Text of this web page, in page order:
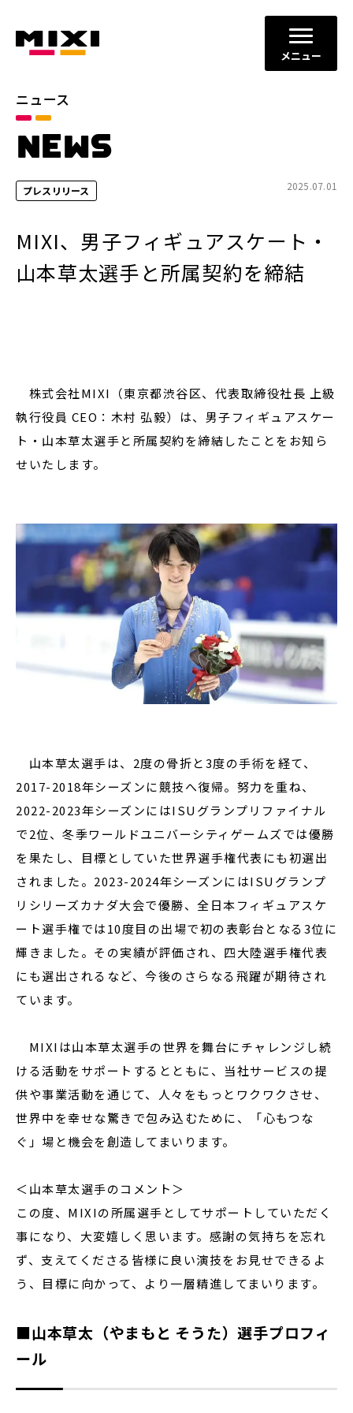
メニュー
ニュース
NEWS
プレスリリース 2025.07.01
MIXI、男子フィギュアスケート・
山本草太選手と所属契約を締結
株式会社MIXI（東京都渋谷区、代表取締役社長 上級
執行役員 CEO：木村 弘毅）は、男子フィギュアスケー
ト・山本草太選手と所属契約を締結したことをお知ら
せいたします。
山本草太選手は、2度の骨折と3度の手術を経て、
2017-2018年シーズンに競技へ復帰。努力を重ね、
2022-2023年シーズンにはISUグランプリファイナル
で2位、冬季ワールドユニバーシティゲームズでは優勝
を果たし、目標としていた世界選手権代表にも初選出
されました。2023-2024年シーズンにはISUグランプ
リシリーズカナダ大会で優勝、全日本フィギュアスケ
ート選手権では10度目の出場で初の表彰台となる3位に
輝きました。その実績が評価され、四大陸選手権代表
にも選出されるなど、今後のさらなる飛躍が期待され
ています。
MIXIは山本草太選手の世界を舞台にチャレンジし続
ける活動をサポートするとともに、当社サービスの提
供や事業活動を通じて、人々をもっとワクワクさせ、
世界中を幸せな驚きで包み込むために、「心もつな
ぐ」場と機会を創造してまいります。
＜山本草太選手のコメント＞
この度、MIXIの所属選手としてサポートしていただく
事になり、大変嬉しく思います。感謝の気持ちを忘れ
ず、支えてくださる皆様に良い演技をお見せできるよ
う、目標に向かって、より一層精進してまいります。
■山本草太（やまもと そうた）選手プロフィ
ール
カテゴリ
お知らせ
2026年 2025年
閉じる